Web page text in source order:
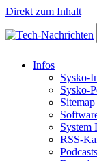
Direkt zum Inhalt
Infos
Sysko-
Sysko-
Sitemap
System
RSS-